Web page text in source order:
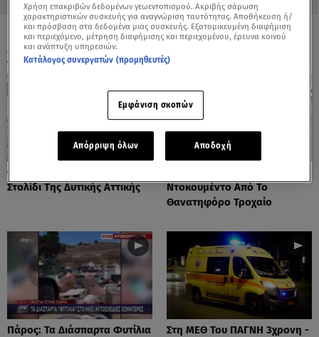
ΟΛΑ ΤΑ ΒΙΝΤΕΟ
Φωτιές: Στάχτη Το Πράσινο
Στολίδι Της Δυτικής Αττικής
Ντοκουμέντο Από Το
Θανατηφόρο Τροχαίο
Πάρος: Τα Διάσπαρτα Φυτίλια
Στη ΜΕΘ Του ΠΑΓΝΗ 3χρονη -
Χρήση επακριβών δεδομένων γεωεντοπισμού. Ακριβής σάρωση
χαρακτηριστικών συσκευής για αναγνώριση ταυτότητας. Αποθήκευση ή/
και πρόσβαση στα δεδομένα μιας συσκευής. Εξατομικευμένη διαφήμιση
και περιεχόμενο, μέτρηση διαφήμισης και περιεχομένου, έρευνα κοινού
και ανάπτυξη υπηρεσιών.
Κατάλογος συνεργατών (προμηθευτές)
Εμφάνιση σκοπών
Απόρριψη όλων Αποδοχή